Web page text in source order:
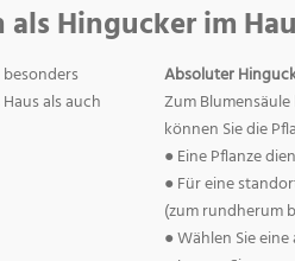
Hingucker im
als auch
Absoluter
Zum
können Sie die
● Eine Pflanze
● Für eine
(zum rundherum
● Wählen Sie